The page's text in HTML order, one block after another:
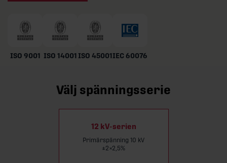
ISO 9001 ISO 14001 ISO 45001IEC 60076
Välj spänningsserie
12 kV-serien
Primärspänning 10 kV
±2×2,5%